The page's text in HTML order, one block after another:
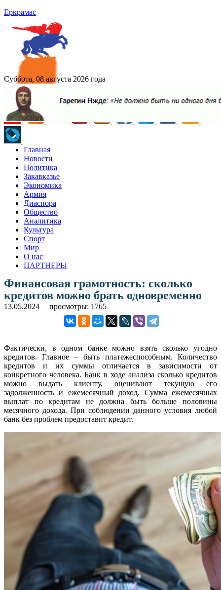
Еркрамас
Суббота, 08 августа 2026 года
Главная
Новости
Политика
Закавказье
Экономика
Армия
Диаспора
Общество
Аналитика
Культура
Спорт
Мир
О нас
ПАРТНЕРЫ
Финансовая грамотность: сколько
кредитов можно брать одновременно
13.05.2024 просмотры: 1765
Фактически, в одном банке можно взять сколько угодно
кредитов. Главное – быть платежеспособным. Количество
кредитов и их суммы отличается в зависимости от
конкретного человека. Банк в ходе анализа сколько кредитов
можно выдать клиенту, оценивают текущую его
задолженность и ежемесячный доход. Сумма ежемесячных
выплат по кредитам не должна быть больше половины
месячного дохода. При соблюдении данного условия любой
банк без проблем предоставит кредит.